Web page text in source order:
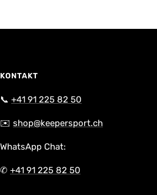
KONTAKT
📞 +41 91 225 82 50
✉️ shop@keepersport.ch
WhatsApp Chat:
✆ +41 91 225 82 50